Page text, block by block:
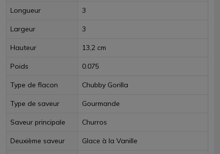
Longueur 3
Largeur 3
Hauteur 13,2 cm
Poids 0.075
Type de flacon Chubby Gorilla
Type de saveur Gourmande
Saveur principale Churros
Deuxième saveur Glace à la Vanille